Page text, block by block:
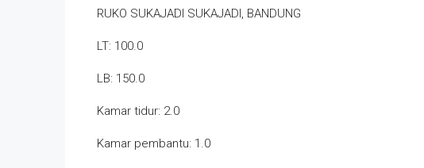
RUKO SUKAJADI SUKAJADI, BANDUNG
LT: 100.0
LB: 150.0
Kamar tidur: 2.0
Kamar pembantu: 1.0